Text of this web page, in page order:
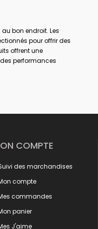
bon endroit. Les
pour offrir des
offrent une
performances
et la
des pièces fixes
les tortures
secteurs.
COMPTE
des marchandises
compte
commandes
panier
J'aime